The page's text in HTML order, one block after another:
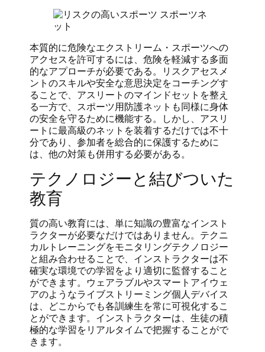
本質的に危険なエクストリーム・スポーツへの
アクセスを許可するには、危険を軽減する多面
的なアプローチが必要である。リスクアセスメ
ントのスキルや安全な意思決定をコーチングす
ることで、アスリートのマインドセットを整え
る一方で、スポーツ用防護ネットも同様に身体
の安全を守るために機能する。しかし、アスリ
ートに最高級のネットを装着するだけでは不十
分であり、参加者を総合的に保護するために
は、他の対策も併用する必要がある。
テクノロジーと結びついた
教育
質の高い教育には、単に知識の豊富なインスト
ラクターが必要なだけではありません。テクニ
カルトレーニングをモニタリングテクノロジー
と組み合わせることで、インストラクターは不
確実な環境での学習をより適切に監督すること
ができます。ウェアラブルやスマートアイウェ
アのようなライブストリーミング個人デバイス
は、どこからでも各訓練生を常に可視化するこ
とができます。インストラクターは、生徒の積
極的な学習をリアルタイムで把握することがで
きます。